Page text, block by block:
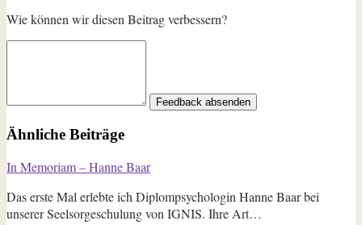
Wie können wir diesen Beitrag verbessern?
Feedback absenden
Ähnliche Beiträge
In Memoriam – Hanne Baar
Das erste Mal erlebte ich Diplompsychologin Hanne Baar bei
unserer Seelsorgeschulung von IGNIS. Ihre Art…